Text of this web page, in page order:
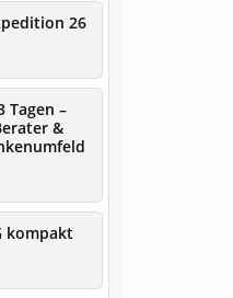
26
Tagen –
&
kompakt